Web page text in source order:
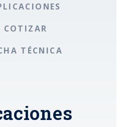
COTIZAR
TÉCNICA